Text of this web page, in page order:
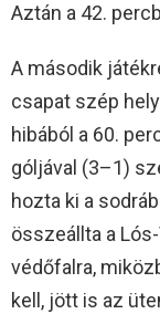
Aztán a 42.
A második
csapat szép
hibából a 60.
góljával (3–1)
hozta ki a
összeállta a
védőfalra,
kell, jött is az